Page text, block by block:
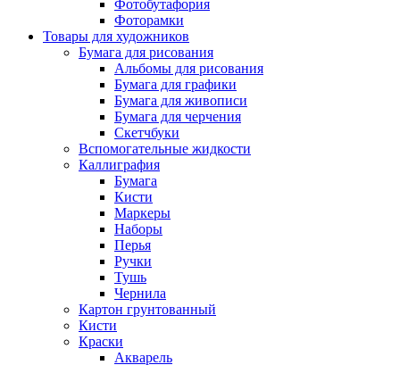
Фотобутафория
Фоторамки
Товары для художников
Бумага для рисования
Альбомы для рисования
Бумага для графики
Бумага для живописи
Бумага для черчения
Скетчбуки
Вспомогательные жидкости
Каллиграфия
Бумага
Кисти
Маркеры
Наборы
Перья
Ручки
Тушь
Чернила
Картон грунтованный
Кисти
Краски
Акварель